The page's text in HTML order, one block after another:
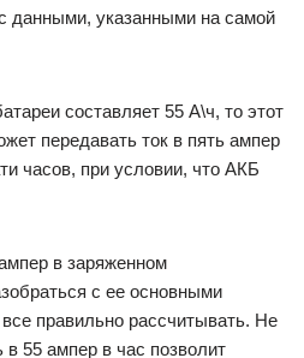
данными, указанными на самой
составляет 55 А\ч, то этот
передавать ток в пять ампер
часов, при условии, что АКБ
в заряженном
с ее основными
правильно рассчитывать. Не
в 55 ампер в час позволит